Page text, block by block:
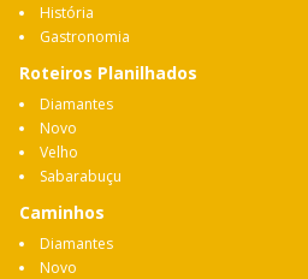
História
Gastronomia
Roteiros Planilhados
Diamantes
Novo
Velho
Sabarabuçu
Caminhos
Diamantes
Novo